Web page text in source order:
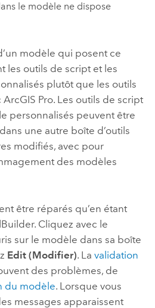
le modèle ne dispose
modèle qui posent ce
les outils de script et les
plutôt que les outils
ArcGIS Pro. Les outils de script
personnalisés peuvent être
une autre boîte d’outils
modifiés, avec pour
des modèles
être réparés qu’en étant
. Cliquez avec le
sur le modèle dans sa boîte
Edit (Modifier). La validation
des problèmes, de
du modèle. Lorsque vous
messages apparaissent